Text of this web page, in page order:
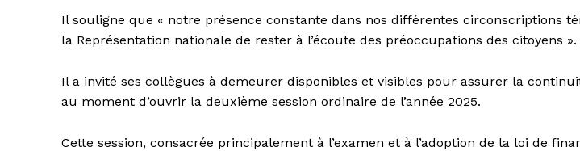
Il souligne que « notre présence constante dans nos différentes circonscriptions
la Représentation nationale de rester à l’écoute des préoccupations des citoyens ».
Il a invité ses collègues à demeurer disponibles et visibles pour assurer la
au moment d’ouvrir la deuxième session ordinaire de l’année 2025.
Cette session, consacrée principalement à l’examen et à l’adoption de la loi de